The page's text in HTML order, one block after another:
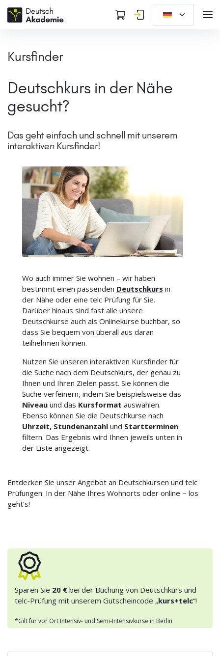
Kursfinder
Deutschkurs in der Nähe
gesucht?
Das geht einfach und schnell mit unserem
interaktiven Kursfinder!
Wo auch immer Sie wohnen – wir haben
bestimmt einen passenden Deutschkurs in
der Nähe oder eine telc Prüfung für Sie.
Darüber hinaus sind fast alle unsere
Deutschkurse auch als Onlinekurse buchbar, so
dass Sie bequem von überall aus daran
teilnehmen können.
Nutzen Sie unseren interaktiven Kursfinder für
die Suche nach dem Deutschkurs, der genau zu
Ihnen und Ihren Zielen passt. Sie können die
Suche verfeinern, indem Sie beispielsweise das
Niveau und das Kursformat auswählen.
Ebenso können Sie die Deutschkurse nach
Uhrzeit, Stundenanzahl und Startterminen
filtern. Das Ergebnis wird Ihnen jeweils unten in
der Liste angezeigt.
Entdecken Sie unser Angebot an Deutschkursen und telc
Prüfungen. In der Nähe Ihres Wohnorts oder online − los
geht’s!
Sparen Sie 20 € bei der Buchung von Deutschkurs und
telc-Prüfung mit unserem Gutscheincode „kurs+telc“!
*Gilt für vor Ort Intensiv- und Semi-Intensivkurse in Berlin